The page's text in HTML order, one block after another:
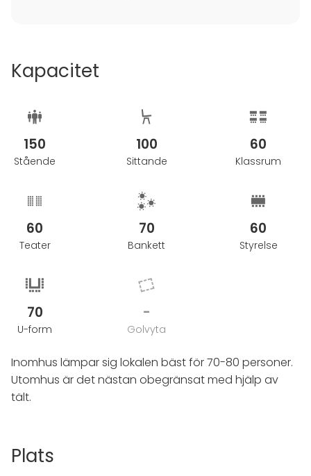
plats för upp till 11 personer att övernatta bekvämt.
bröllop eller din fest - tveka inte att höra av er så
hjälper vi dig att arrangera ett evenemang i din
smak.
Kapacitet
150
Stående
100
Sittande
60
Klassrum
60
Teater
70
Bankett
60
Styrelse
70
U-form
-
Golvyta
Inomhus lämpar sig lokalen bäst för 70-80 personer.
Utomhus är det nästan obegränsat med hjälp av
tält.
Plats